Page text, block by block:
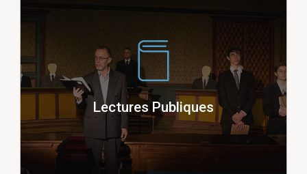
Lectures Publiques
Cortazar, Buzzati, Yourcenar, Le
Clezio…